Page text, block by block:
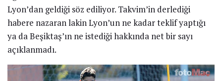
Lyon’dan geldiği söz ediliyor. Takvim’in derlediği
habere nazaran lakin Lyon’un ne kadar teklif yaptığı
ya da Beşiktaş’ın ne istediği hakkında net bir sayı
açıklanmadı.